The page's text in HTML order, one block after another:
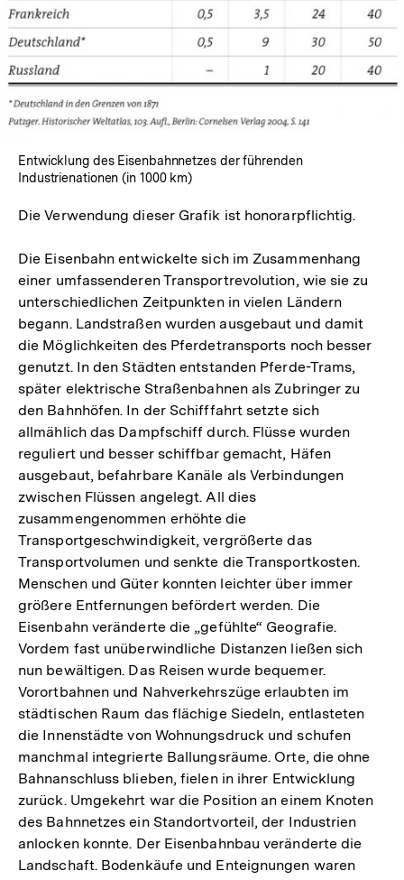
Lightbox
öffnen
Entwicklung des Eisenbahnnetzes der führenden
Industrienationen (in 1000 km)
Die Verwendung dieser Grafik ist honorarpflichtig.
Die Eisenbahn entwickelte sich im Zusammenhang
einer umfassenderen Transportrevolution, wie sie zu
unterschiedlichen Zeitpunkten in vielen Ländern
begann. Landstraßen wurden ausgebaut und damit
die Möglichkeiten des Pferdetransports noch besser
genutzt. In den Städten entstanden Pferde-Trams,
später elektrische Straßenbahnen als Zubringer zu
den Bahnhöfen. In der Schifffahrt setzte sich
allmählich das Dampfschiff durch. Flüsse wurden
reguliert und besser schiffbar gemacht, Häfen
ausgebaut, befahrbare Kanäle als Verbindungen
zwischen Flüssen angelegt. All dies
zusammengenommen erhöhte die
Transportgeschwindigkeit, vergrößerte das
Transportvolumen und senkte die Transportkosten.
Menschen und Güter konnten leichter über immer
größere Entfernungen befördert werden. Die
Eisenbahn veränderte die „gefühlte“ Geografie.
Vordem fast unüberwindliche Distanzen ließen sich
nun bewältigen. Das Reisen wurde bequemer.
Vorortbahnen und Nahverkehrszüge erlaubten im
städtischen Raum das flächige Siedeln, entlasteten
die Innenstädte von Wohnungsdruck und schufen
manchmal integrierte Ballungsräume. Orte, die ohne
Bahnanschluss blieben, fielen in ihrer Entwicklung
zurück. Umgekehrt war die Position an einem Knoten
des Bahnnetzes ein Standortvorteil, der Industrien
anlocken konnte. Der Eisenbahnbau veränderte die
Landschaft. Bodenkäufe und Enteignungen waren